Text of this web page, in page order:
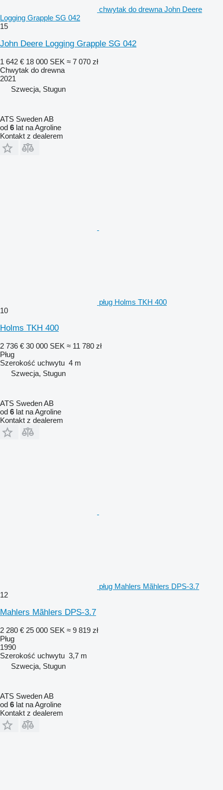
chwytak do drewna John Deere
Logging Grapple SG 042
15
John Deere Logging Grapple SG 042
1 642 € 18 000 SEK ≈ 7 070 zł
Chwytak do drewna
2021
Szwecja, Stugun
ATS Sweden AB
od 6 lat na Agroline
Kontakt z dealerem
pług Holms TKH 400
10
Holms TKH 400
2 736 € 30 000 SEK ≈ 11 780 zł
Pług
Szerokość uchwytu 4 m
Szwecja, Stugun
ATS Sweden AB
od 6 lat na Agroline
Kontakt z dealerem
pług Mahlers Mãhlers DPS-3.7
12
Mahlers Mãhlers DPS-3.7
2 280 € 25 000 SEK ≈ 9 819 zł
Pług
1990
Szerokość uchwytu 3,7 m
Szwecja, Stugun
ATS Sweden AB
od 6 lat na Agroline
Kontakt z dealerem